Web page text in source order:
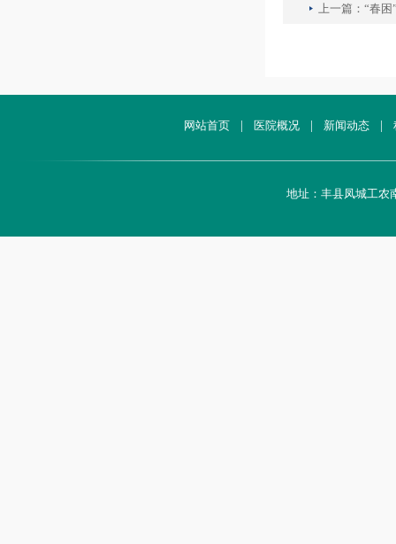
上一篇： “春困
网站首页 医院概况 新闻动态
地址：丰县凤城工